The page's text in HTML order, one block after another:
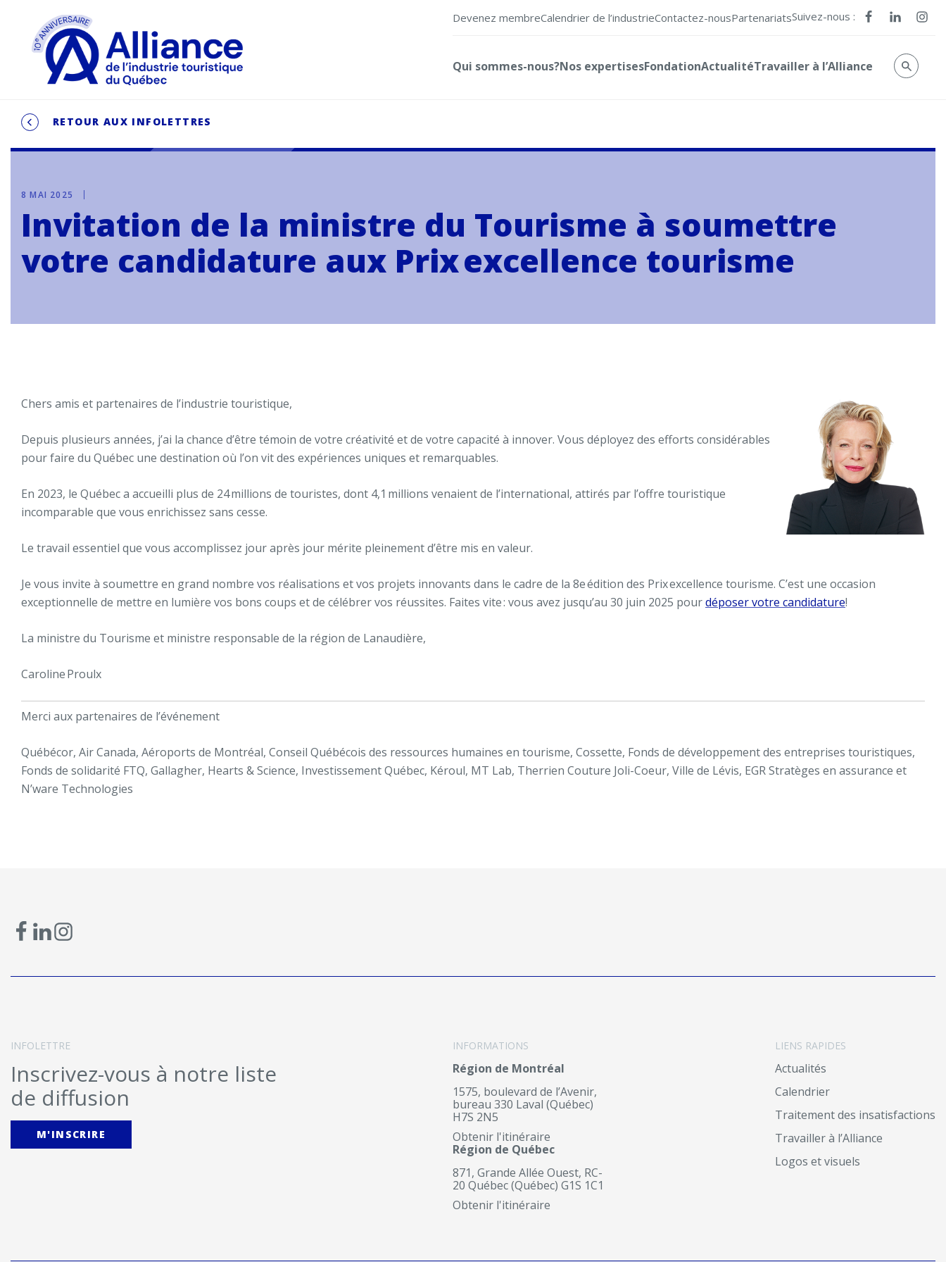
Devenez membreCalendrier de l’industrieContactez-nousPartenariatsSuivez-nous :
Qui sommes-nous?Nos expertisesFondationActualitéTravailler à l’Alliance
RETOUR AUX INFOLETTRES
8 MAI 2025
Invitation de la ministre du Tourisme à soumettre
votre candidature aux Prix excellence tourisme
Chers amis et partenaires de l’industrie touristique,
Depuis plusieurs années, j’ai la chance d’être témoin de votre créativité et de votre capacité à innover. Vous déployez des efforts considérables
pour faire du Québec une destination où l’on vit des expériences uniques et remarquables.
En 2023, le Québec a accueilli plus de 24 millions de touristes, dont 4,1 millions venaient de l’international, attirés par l’offre touristique
incomparable que vous enrichissez sans cesse.
Le travail essentiel que vous accomplissez jour après jour mérite pleinement d’être mis en valeur.
Je vous invite à soumettre en grand nombre vos réalisations et vos projets innovants dans le cadre de la 8eédition des Prix excellence tourisme. C’est une occasion
exceptionnelle de mettre en lumière vos bons coups et de célébrer vos réussites. Faites vite : vous avez jusqu’au 30 juin 2025 pourdéposer votre candidature!
La ministre du Tourisme et ministre responsable de la région de Lanaudière,
Caroline Proulx
Merci aux partenaires de l’événement
Québécor, Air Canada, Aéroports de Montréal, Conseil Québécois des ressources humaines en tourisme, Cossette, Fonds de développement des entreprises touristiques,
Fonds de solidarité FTQ, Gallagher, Hearts & Science, Investissement Québec, Kéroul, MT Lab, Therrien Couture Joli-Coeur, Ville de Lévis, EGR Stratèges en assurance et
N’ware Technologies
INFOLETTRE
Inscrivez-vous à notre liste
de diffusion
M'INSCRIRE
INFORMATIONS
Région de Montréal
1575, boulevard de l’Avenir,
bureau 330 Laval (Québec)
H7S 2N5
Obtenir l'itinéraire
Région de Québec
871, Grande Allée Ouest, RC-
20 Québec (Québec) G1S 1C1
Obtenir l'itinéraire
LIENS RAPIDES
Actualités
Calendrier
Traitement des insatisfactions
Travailler à l’Alliance
Logos et visuels